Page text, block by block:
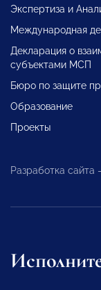
Экспертиза и
Международная
Декларация о
субъектами МСП
Бюро по защите
Образование
Проекты
Разработка сайта